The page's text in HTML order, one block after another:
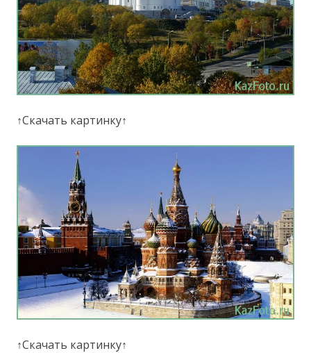
↑Скачать картинку↑
↑Скачать картинку↑